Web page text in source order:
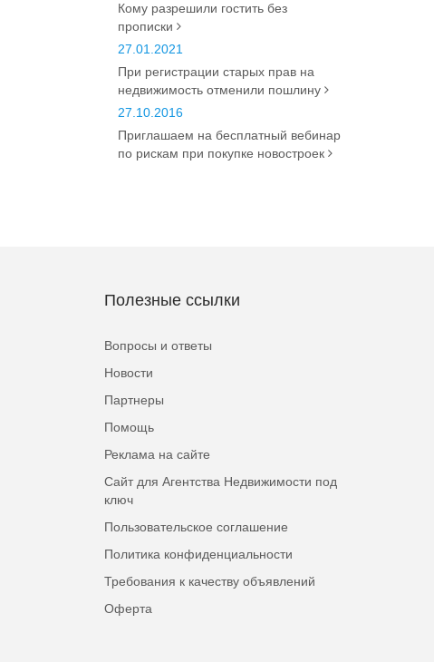
Кому разрешили гостить без
прописки
27.01.2021
При регистрации старых прав на
недвижимость отменили пошлину
27.10.2016
Приглашаем на бесплатный вебинар
по рискам при покупке новостроек
Полезные ссылки
Вопросы и ответы
Новости
Партнеры
Помощь
Реклама на сайте
Сайт для Агентства Недвижимости под
ключ
Пользовательское соглашение
Политика конфиденциальности
Требования к качеству объявлений
Оферта